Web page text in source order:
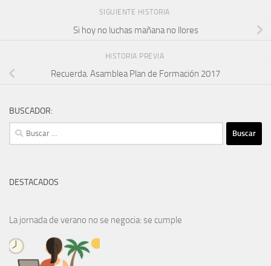
SIGUIENTE HISTORIA
Si hoy no luchas mañana no llores
HISTORIA PREVIA
Recuerda. Asamblea Plan de Formación 2017
BUSCADOR:
Buscar:
DESTACADOS
La jornada de verano no se negocia: se cumple